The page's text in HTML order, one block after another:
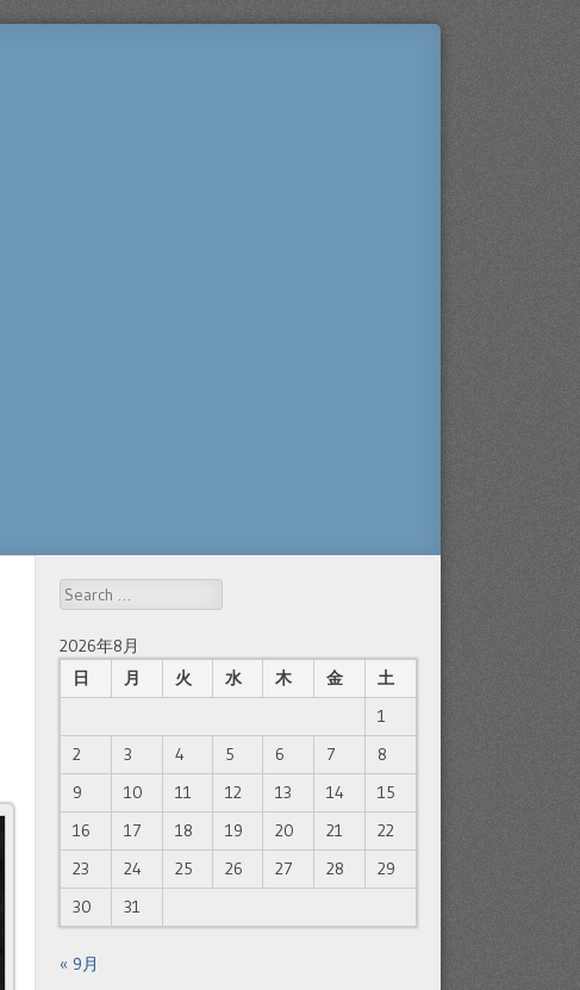
Search
2026年8月
日
月 火 水 木 金
土
1
2
3 4 5 6 7
8
9
10 11 12 13 14
15
16
17 18 19 20 21
22
23
24 25 26 27 28
29
30
31
« 9月